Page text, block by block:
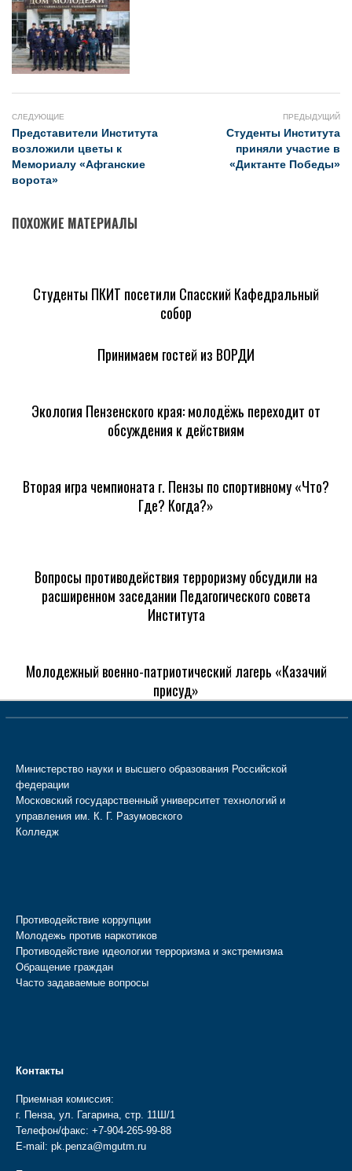
СЛЕДУЮЩИЕ
Представители Института
возложили цветы к
Мемориалу «Афганские
ворота»
ПРЕДЫДУЩИЙ
Студенты Института
приняли участие в
«Диктанте Победы»
ПОХОЖИЕ МАТЕРИАЛЫ
Студенты ПКИТ посетили Спасский Кафедральный
собор
Принимаем гостей из ВОРДИ
Экология Пензенского края: молодёжь переходит от
обсуждения к действиям
Вторая игра чемпионата г. Пензы по спортивному «Что?
Где? Когда?»
Вопросы противодействия терроризму обсудили на
расширенном заседании Педагогического совета
Института
Молодежный военно-патриотический лагерь «Казачий
присуд»
Министерство науки и высшего образования Российской
федерации
Московский государственный университет технологий и
управления им. К. Г. Разумовского
Колледж
Противодействие коррупции
Молодежь против наркотиков
Противодействие идеологии терроризма и экстремизма
Обращение граждан
Часто задаваемые вопросы
Контакты
Приемная комиссия:
г. Пенза, ул. Гагарина, стр. 11Ш/1
Телефон/факс: +7-904-265-99-88
E-mail: pk.penza@mgutm.ru